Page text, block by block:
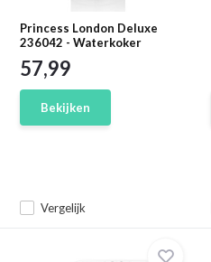
Princess London Deluxe
236042 - Waterkoker
Vergelijk
57,99
Bekijken